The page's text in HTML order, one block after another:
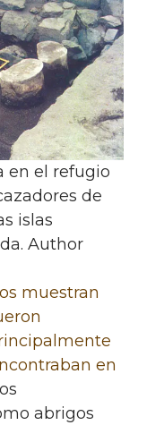
en el refugio
de
islas
Author
muestran
en
abrigos